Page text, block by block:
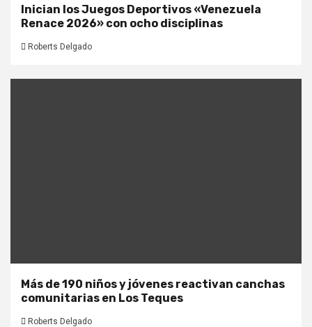
Inician los Juegos Deportivos «Venezuela
Renace 2026» con ocho disciplinas
Roberts Delgado
Más de 190 niños y jóvenes reactivan canchas
comunitarias en Los Teques
Roberts Delgado